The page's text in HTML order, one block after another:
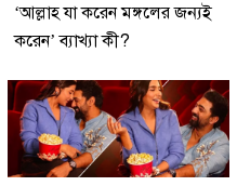
‘আল্লাহ যা করেন মঙ্গলের জন্যই
করেন’ ব্যাখ্যা কী?